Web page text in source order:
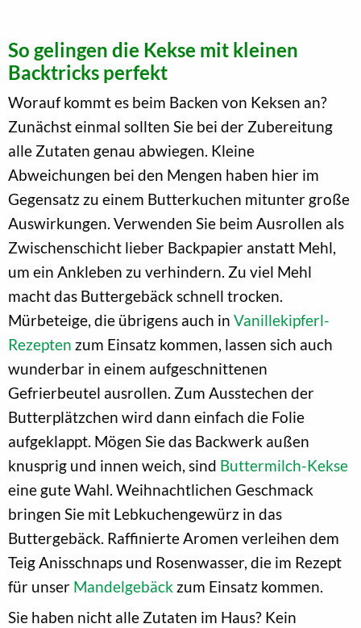
So gelingen die Kekse mit kleinen
Backtricks perfekt
Worauf kommt es beim Backen von Keksen an?
Zunächst einmal sollten Sie bei der Zubereitung
alle Zutaten genau abwiegen. Kleine
Abweichungen bei den Mengen haben hier im
Gegensatz zu einem Butterkuchen mitunter große
Auswirkungen. Verwenden Sie beim Ausrollen als
Zwischenschicht lieber Backpapier anstatt Mehl,
um ein Ankleben zu verhindern. Zu viel Mehl
macht das Buttergebäck schnell trocken.
Mürbeteige, die übrigens auch in Vanillekipferl-
Rezepten zum Einsatz kommen, lassen sich auch
wunderbar in einem aufgeschnittenen
Gefrierbeutel ausrollen. Zum Ausstechen der
Butterplätzchen wird dann einfach die Folie
aufgeklappt. Mögen Sie das Backwerk außen
knusprig und innen weich, sind Buttermilch-Kekse
eine gute Wahl. Weihnachtlichen Geschmack
bringen Sie mit Lebkuchengewürz in das
Buttergebäck. Raffinierte Aromen verleihen dem
Teig Anisschnaps und Rosenwasser, die im Rezept
für unser Mandelgebäck zum Einsatz kommen.
Sie haben nicht alle Zutaten im Haus? Kein